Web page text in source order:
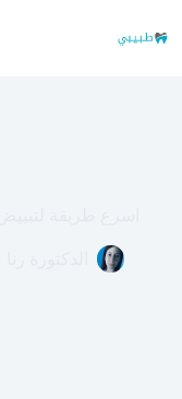
إلى
المحتوى